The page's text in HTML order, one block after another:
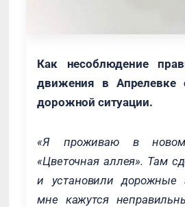
Как несоблюдение
движения в Апрелевке
дорожной ситуации.
«Я проживаю в новом
«Цветочная аллея». Там
и установили дорожные
мне кажутся